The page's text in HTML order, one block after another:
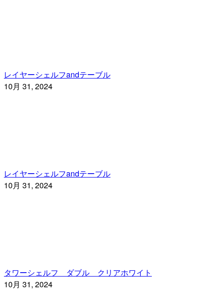
レイヤーシェルフandテーブル
10月 31, 2024
レイヤーシェルフandテーブル
10月 31, 2024
タワーシェルフ ダブル クリアホワイト
10月 31, 2024